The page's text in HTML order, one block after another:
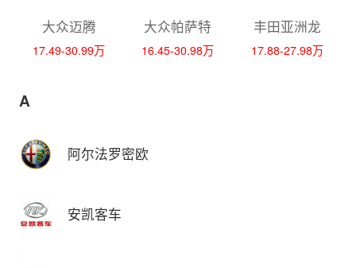
大众迈腾
17.49-30.99万
大众帕萨特
16.45-30.98万
丰田亚洲龙
17.88-27.98万
A
阿尔法罗密欧
安凯客车